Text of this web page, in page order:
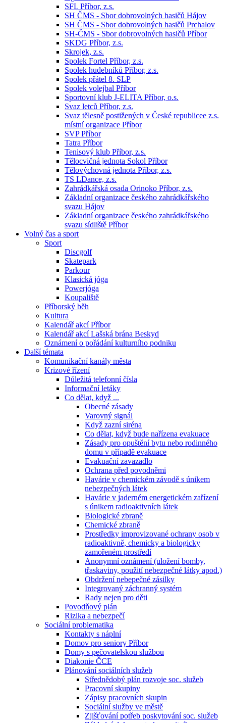
SFL Příbor, z.s.
SH ČMS - Sbor dobrovolných hasičů Hájov
SH ČMS - Sbor dobrovolných hasičů Prchalov
SH-ČMS - Sbor dobrovolných hasičů Příbor
SKDG Příbor, z.s.
Skrojek, z.s.
Spolek Fortel Příbor, z.s.
Spolek hudebníků Příbor, z.s.
Spolek přátel 8. SLP
Spolek volejbal Příbor
Sportovní klub J-ELITA Příbor, o.s.
Svaz letců Příbor, z.s.
Svaz tělesně postižených v České republicee z.s.
místní organizace Příbor
SVP Příbor
Tatra Příbor
Tenisový klub Příbor, z.s.
Tělocvičná jednota Sokol Příbor
Tělovýchovná jednota Příbor, z.s.
TS LDance, z.s.
Zahrádkářská osada Orinoko Příbor, z.s.
Základní organizace českého zahrádkářského
svazu Hájov
Základní organizace českého zahrádkářského
svazu sídliště Příbor
Volný čas a sport
Sport
Discgolf
Skatepark
Parkour
Klasická jóga
Powerjóga
Koupaliště
Příborský běh
Kultura
Kalendář akcí Příbor
Kalendář akcí Lašská brána Beskyd
Oznámení o pořádání kulturního podniku
Další témata
Komunikační kanály města
Krizové řízení
Důležitá telefonní čísla
Informační letáky
Co dělat, když ...
Obecné zásady
Varovný signál
Když zazní siréna
Co dělat, když bude nařízena evakuace
Zásady pro opuštění bytu nebo rodinného
domu v případě evakuace
Evakuační zavazadlo
Ochrana před povodněmi
Havárie v chemickém závodě s únikem
nebezpečných látek
Havárie v jaderném energetickém zařízení
s únikem radioaktivních látek
Biologické zbraně
Chemické zbraně
Prostředky improvizované ochrany osob v
radioaktivně, chemicky a biologicky
zamořeném prostředí
Anonymní oznámení (uložení bomby,
třaskaviny, použití nebezpečné látky apod.)
Obdržení nebepečné zásilky
Integrovaný záchranný systém
Rady nejen pro děti
Povodňový plán
Rizika a nebezpečí
Sociální problematika
Kontakty s náplní
Domov pro seniory Příbor
Domy s pečovatelskou službou
Diakonie ČCE
Plánování sociálních služeb
Střednědobý plán rozvoje soc. služeb
Pracovní skupiny
Zápisy pracovních skupin
Sociální služby ve městě
Zjišťování potřeb poskytování soc. služeb